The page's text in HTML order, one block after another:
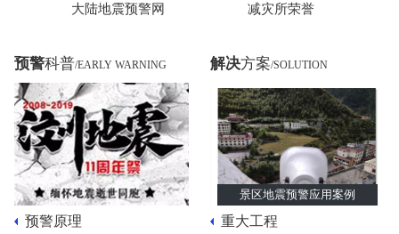
大陆地震预警网 减灾所荣誉
预警科普/EARLY WARNING
预警原理
解决方案/SOLUTION
景区地震预警应用案例
重大工程